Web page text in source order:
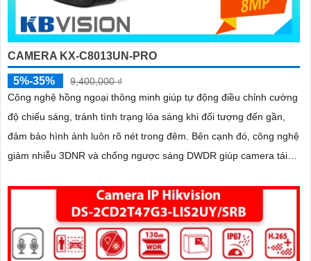
CAMERA KX-C8013UN-PRO
5%-35%
9,400,000 ₫
Công nghệ hồng ngoại thông minh giúp tự động điều chỉnh cường
độ chiếu sáng, tránh tình trạng lóa sáng khi đối tượng đến gần,
đảm bảo hình ảnh luôn rõ nét trong đêm. Bên cạnh đó, công nghệ
giảm nhiễu 3DNR và chống ngược sáng DWDR giúp camera tái
phức tạp như ngược sáng mạnh hay thiếu sáng